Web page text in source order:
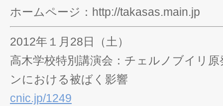
ホームページ：http://takasas.main.jp
2012年１月28日（土）
高木学校特別講演会：チェルノブイリ
ンにおける被ばく影響
cnic.jp/1249